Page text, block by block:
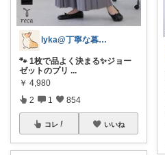
lyka@丁寧な暮らし
🐾 1枚で品よく決まる✨ジョー
ゼットのプリ ...
￥ 4,980
2 1 854
コレ いいね